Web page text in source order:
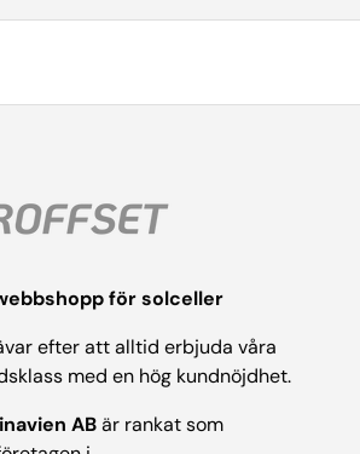
för solceller
efter att alltid erbjuda våra
med en hög kundnöjdhet.
ABär rankat som